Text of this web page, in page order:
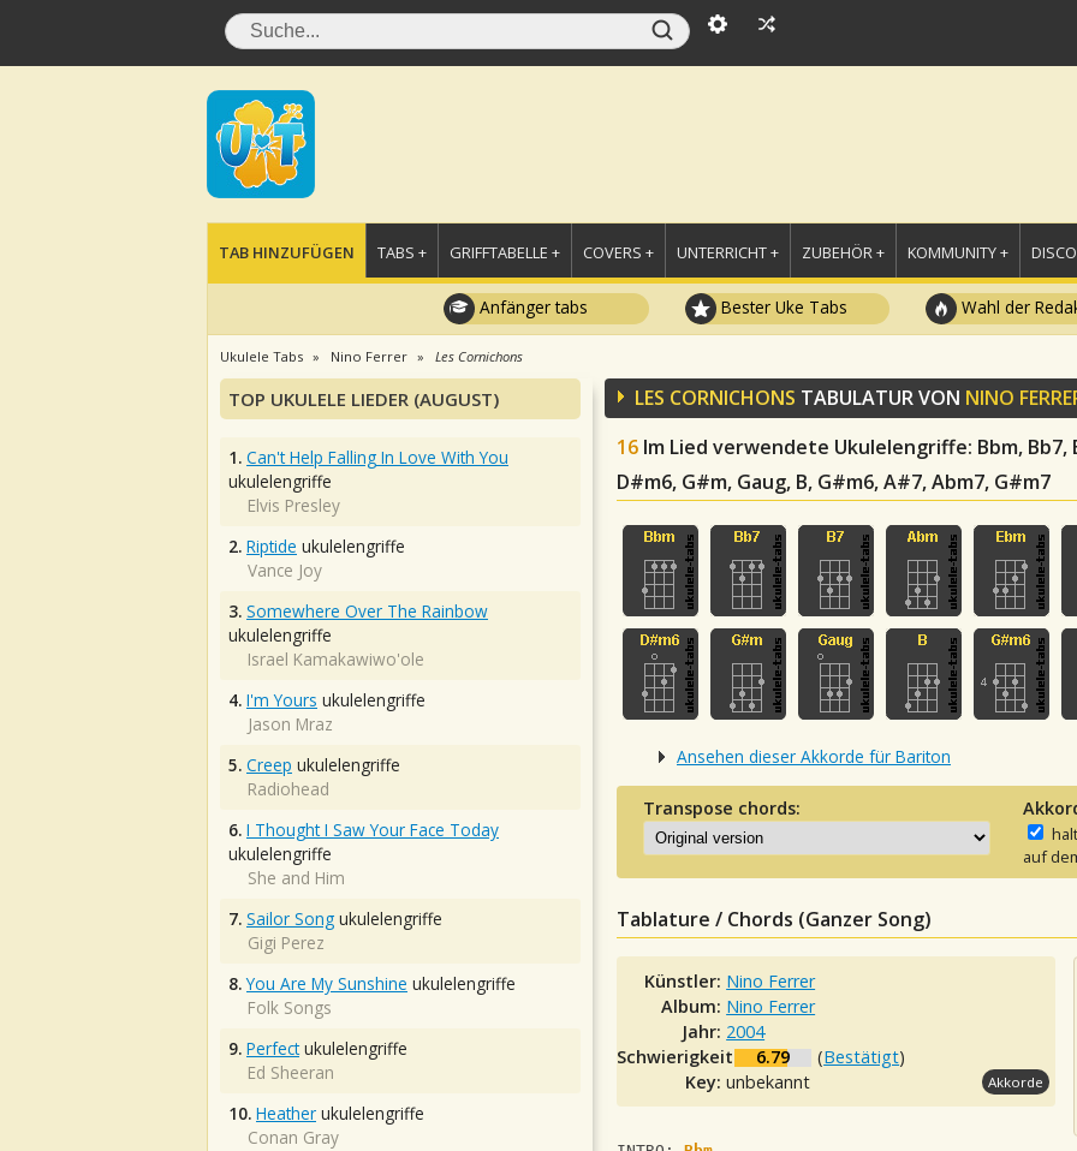
TAB HINZUFÜGEN TABS + GRIFFTABELLE + COVERS + UNTERRICHT + ZUBEHÖR + KOMMUNITY +
Anfänger tabs Bester Uke Tabs Wahl der
Ukulele Tabs Nino Ferrer Les Cornichons
LES CORNICHONS TABULATUR VON NINO
16 Im Lied verwendete Ukulelengriffe: Bbm, Bb7,
D#m6, G#m, Gaug, B, G#m6, A#7, Abm7, G#m7
Ansehen dieser Akkorde für Bariton
Transpose chords:
auf
Tablature / Chords (Ganzer Song)
Künstler: Nino Ferrer
Album: Nino Ferrer
Jahr: 2004
Schwierigkeit:
6.79 (Bestätigt)
Key:unbekannt Akkorde
TOP UKULELE LIEDER (AUGUST)
1. Can't Help Falling In Love With You
ukulelengriffe
Elvis Presley
2. Riptide ukulelengriffe
Vance Joy
3. Somewhere Over The Rainbow
ukulelengriffe
Israel Kamakawiwo'ole
4. I'm Yours ukulelengriffe
Jason Mraz
5. Creep ukulelengriffe
Radiohead
6. I Thought I Saw Your Face Today
ukulelengriffe
She and Him
7. Sailor Song ukulelengriffe
Gigi Perez
8. You Are My Sunshine ukulelengriffe
Folk Songs
9. Perfectukulelengriffe
Ed Sheeran
10. Heather ukulelengriffe
Conan Gray